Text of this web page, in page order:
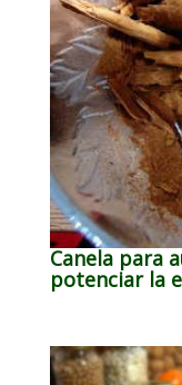
Canela para
potenciar la